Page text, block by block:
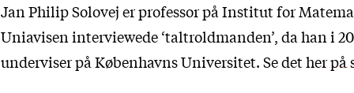
Jan Philip Solovej er professor på Institut for
Uniavisen interviewede ‘taltroldmanden’, da han i
underviser på Københavns Universitet. Se dether på